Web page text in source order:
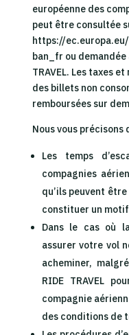
européenne des
peut être consultée
https://
ban_fr ou demandée
TRAVEL. Les taxes
des billets non
remboursées sur
Nous vous précisons
Les temps
compagnies
qu’ils peuvent
constituer un motif
Dans le cas où
assurer votre vol
acheminer,
RIDE TRAVEL
compagnie
des conditions de